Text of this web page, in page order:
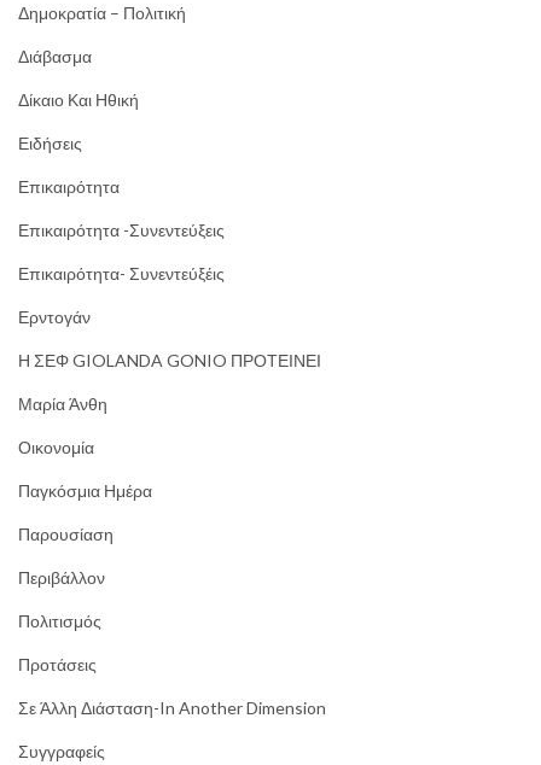
Δημοκρατία – Πολιτική
Διάβασμα
Δίκαιο Και Ηθική
Ειδήσεις
Επικαιρότητα
Επικαιρότητα -Συνεντεύξεις
Επικαιρότητα- Συνεντεύξέις
Ερντογάν
Η ΣΕΦ GIOLANDA GONIO ΠΡΟΤΕΙΝΕΙ
Μαρία Άνθη
Οικονομία
Παγκόσμια Ημέρα
Παρουσίαση
Περιβάλλον
Πολιτισμός
Προτάσεις
Σε Άλλη Διάσταση-In Another Dimension
Συγγραφείς